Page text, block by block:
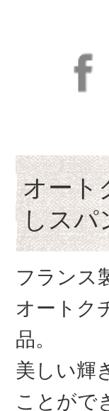
オート
しスパ
フランス
オートク
品。
美しい輝
ことがで